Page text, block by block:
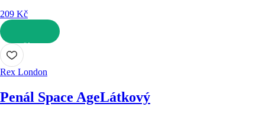
209 Kč
DO KOŠÍKU
Rex London
Penál Space AgeLátkový